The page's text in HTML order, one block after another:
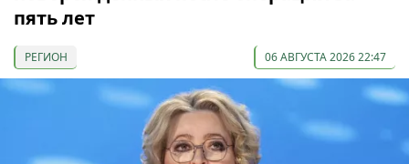
пять лет
РЕГИОН 06 АВГУСТА 2026 22:47